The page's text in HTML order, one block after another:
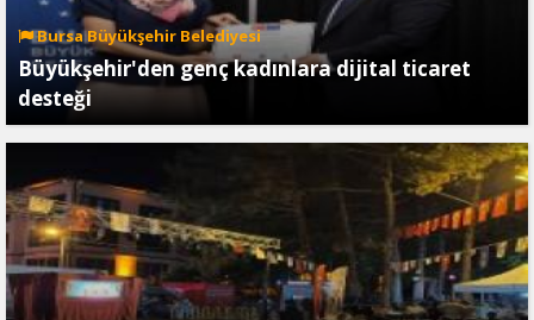
Bursa Büyükşehir Belediyesi
Büyükşehir'den genç kadınlara dijital ticaret
desteği